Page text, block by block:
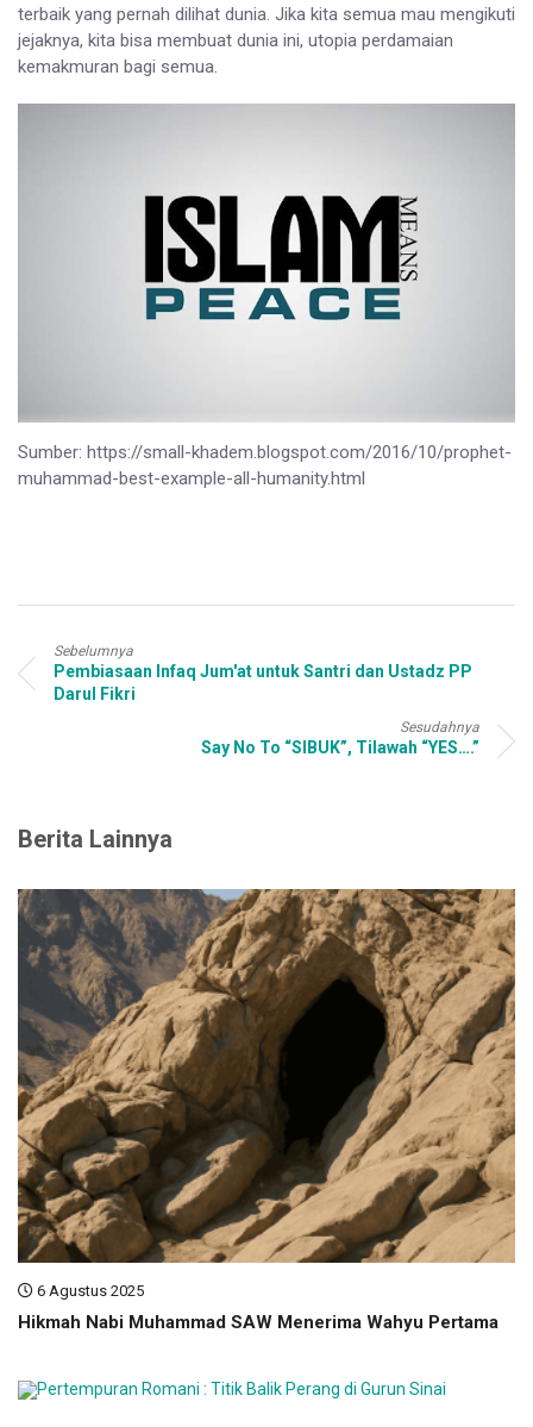
terbaik yang pernah dilihat dunia. Jika kita semua mau mengikuti
jejaknya, kita bisa membuat dunia ini, utopia perdamaian
kemakmuran bagi semua.
Sumber: https://small-khadem.blogspot.com/2016/10/prophet-
muhammad-best-example-all-humanity.html
Sebelumnya
Pembiasaan Infaq Jum'at untuk Santri dan Ustadz PP
Darul Fikri
Sesudahnya
Say No To “SIBUK”, Tilawah “YES….”
Berita Lainnya
6 Agustus 2025
Hikmah Nabi Muhammad SAW Menerima Wahyu Pertama